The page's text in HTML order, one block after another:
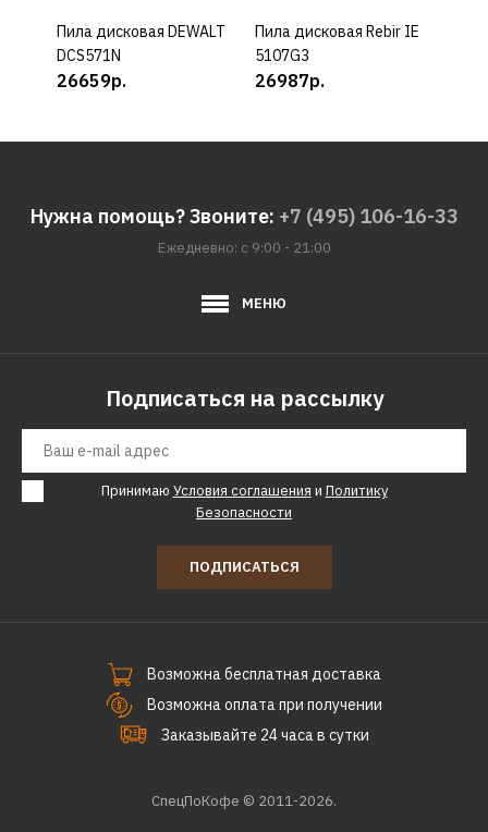
КУПИТЬ
Пила дисковая DEWALT
DCS571N
26659р.
КУПИТЬ
Пила дисковая Rebir IE
5107G3
26987р.
Нужна помощь? Звоните: +7 (495) 106-16-33
Ежедневно: с 9:00 - 21:00
МЕНЮ
Подписаться на рассылку
Принимаю Условия соглашения и Политику
Безопасности
ПОДПИСАТЬСЯ
Возможна бесплатная доставка
Возможна оплата при получении
Заказывайте 24 часа в сутки
СпецПоКофе © 2011-2026.